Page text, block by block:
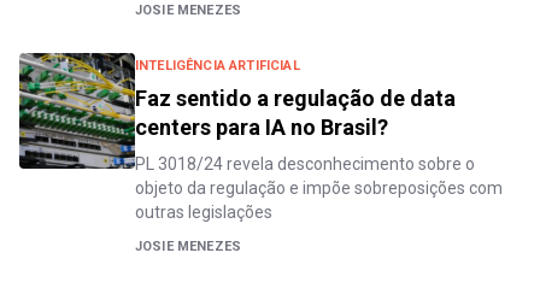
JOSIE MENEZES
INTELIGÊNCIA ARTIFICIAL
Faz sentido a regulação de data
centers para IA no Brasil?
PL 3018/24 revela desconhecimento sobre o
objeto da regulação e impõe sobreposições com
outras legislações
JOSIE MENEZES